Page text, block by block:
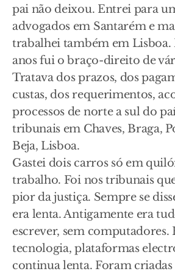
pai não deixou. Entrei para
advogados em Santarém e
trabalhei também em Lisboa.
anos fui o braço-direito de
Tratava dos prazos, dos
custas, dos requerimentos,
processos de norte a sul do
tribunais em Chaves, Braga,
Beja, Lisboa.
Gastei dois carros só em
trabalho. Foi nos tribunais
pior da justiça. Sempre se
era lenta. Antigamente era
escrever, sem computadores.
tecnologia, plataformas
continua lenta. Foram